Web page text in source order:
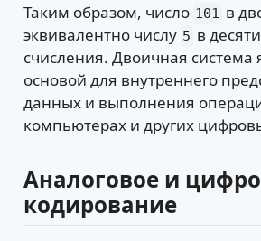
Таким образом, число 101 в
эквивалентно числу 5 в
счисления. Двоичная система
основой для внутреннего
данных и выполнения
компьютерах и других
Аналоговое и
кодирование